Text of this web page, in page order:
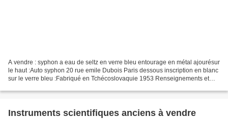
A vendre : syphon a eau de seltz en verre bleu entourage en métal ajourésur
le haut :Auto syphon 20 rue emile Dubois Paris dessous inscription en blanc
sur le verre bleu :Fabriqué en Tchécoslovaquie 1953 Renseignements et
Instruments scientifiques anciens à vendre